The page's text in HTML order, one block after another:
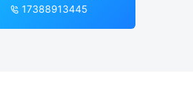
17388913445